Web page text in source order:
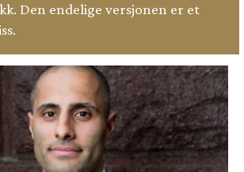
Den endelige versjonen er et